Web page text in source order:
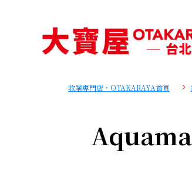
收購專門店・OTAKARAYA首頁